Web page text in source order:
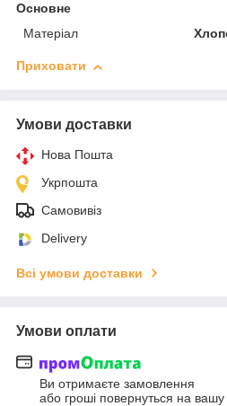
Основне
Матеріал
Приховати
Умови доставки
Нова Пошта
Укрпошта
Самовивіз
Delivery
Всі умови доставки
Умови оплати
Ви отримаєте замовлення
або гроші повернуться на вашу